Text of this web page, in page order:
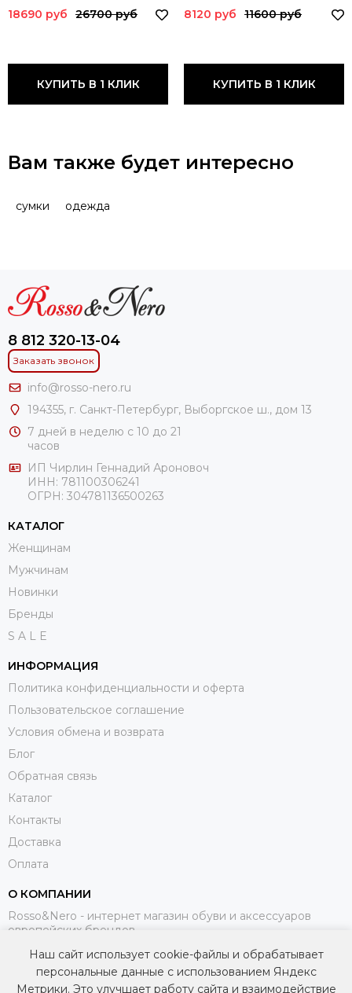
18690 руб 26700 руб
КУПИТЬ В 1 КЛИК
8120 руб 11600 руб
КУПИТЬ В 1 КЛИК
Вам также будет интересно
cумки одежда
8 812 320-13-04
Заказать звонок
info@rosso-nero.ru
194355, г. Санкт-Петербург, Выборгское ш., дом 13
7 дней в неделю с 10 до 21
часов
ИП Чирлин Геннадий Ароновоч
ИНН: 781100306241
ОГРН: 304781136500263
КАТАЛОГ
Женщинам
Мужчинам
Новинки
Бренды
S A L E
ИНФОРМАЦИЯ
Политика конфиденциальности и оферта
Пользовательское соглашение
Условия обмена и возврата
Блог
Обратная связь
Каталог
Контакты
Доставка
Оплата
О КОМПАНИИ
Rosso&Nero - интернет магазин обуви и аксессуаров
европейских брендов.
МЫ В СОЦИАЛЬНЫХ СЕТЯХ
Наш сайт использует cookie-файлы и обрабатывает
персональные данные с использованием Яндекс
Метрики. Это улучшает работу сайта и взаимодействие